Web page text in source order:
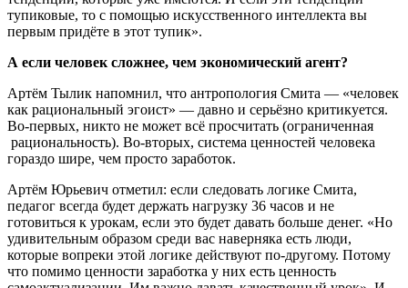
тупиковые, то с помощью искусственного интеллекта вы
первым придёте в этот тупик».
А если человек сложнее, чем экономический агент?
Артём Тылик напомнил, что антропология Смита — «человек
как рациональный эгоист» — давно и серьёзно критикуется.
Во-первых, никто не может всё просчитать (ограниченная
рациональность). Во-вторых, система ценностей человека
гораздо шире, чем просто заработок.
Артём Юрьевич отметил: если следовать логике Смита,
педагог всегда будет держать нагрузку 36 часов и не
готовиться к урокам, если это будет давать больше денег. «Но
удивительным образом среди вас наверняка есть люди,
которые вопреки этой логике действуют по-другому. Потому
что помимо ценности заработка у них есть ценность